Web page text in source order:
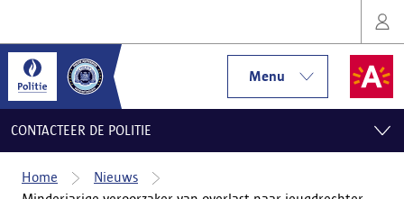
Menu
CONTACTEER DE POLITIE
Home
Nieuws